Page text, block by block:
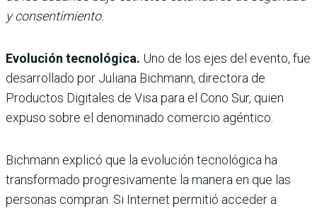
y consentimiento.
Evolución tecnológica. Uno de los ejes del evento, fue
desarrollado por Juliana Bichmann, directora de
Productos Digitales de Visa para el Cono Sur, quien
expuso sobre el denominado comercio agéntico.
Bichmann explicó que la evolución tecnológica ha
transformado progresivamente la manera en que las
personas compran. Si Internet permitió acceder a